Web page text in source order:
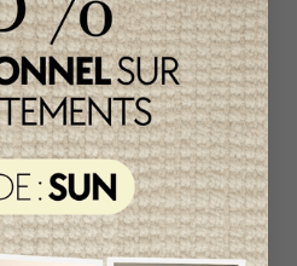
Cardigan Dr.Kid Fille
54,95$CA